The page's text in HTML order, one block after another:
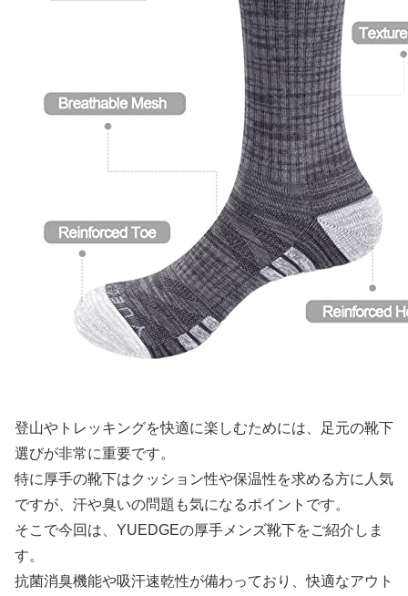
登山やトレッキングを快適に楽しむためには、足元の靴下
選びが非常に重要です。
特に厚手の靴下はクッション性や保温性を求める方に人気
ですが、汗や臭いの問題も気になるポイントです。
そこで今回は、YUEDGEの厚手メンズ靴下をご紹介しま
す。
抗菌消臭機能や吸汗速乾性が備わっており、快適なアウト